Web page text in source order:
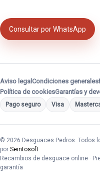
Consultar por WhatsApp
Aviso legal Condiciones generales
Política de cookiesGarantías y
Pago seguro Visa
© 2026 Desguaces Pedros. Todos
por Seintosoft
Recambios de desguace online ·
garantía